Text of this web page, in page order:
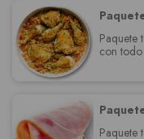
Paquete
con
Paquete